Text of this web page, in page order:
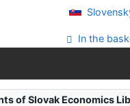
In the
of Slovak Economics